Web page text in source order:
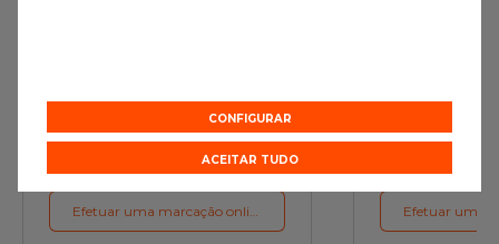
Orçamento online
Efetuar uma marcação online
CONFIGURAR
ACEITAR TUDO